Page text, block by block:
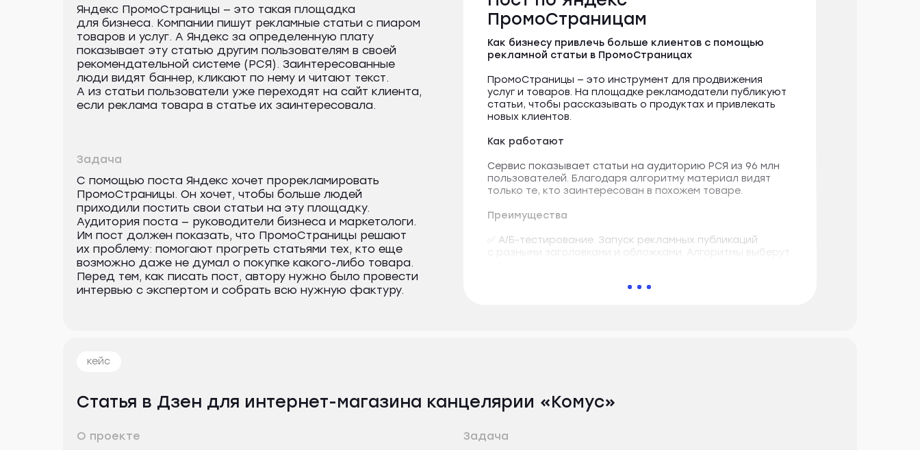
ПромоСтраницам
Как бизнесу привлечь больше клиентов с помощью
рекламной статьи в ПромоСтраницах
ПромоСтраницы — это инструмент для продвижения
услуг и товаров. На площадке рекламодатели публикуют
статьи, чтобы рассказывать о продуктах и привлекать
новых клиентов.
Как работают
Сервис показывает статьи на аудиторию РСЯ из 96 млн
пользователей. Благодаря алгоритму материал видят
только те, кто заинтересован в похожем товаре.
Преимущества
✅ А/Б-тестирование. Запуск рекламных публикаций
с разными заголовками и обложками. Алгоритмы выберут
Яндекс ПромоСтраницы — это такая площадка
для бизнеса. Компании пишут рекламные статьи с пиаром
товаров и услуг. А Яндекс за определенную плату
показывает эту статью другим пользователям в своей
рекомендательной системе (РСЯ). Заинтересованные
люди видят баннер, кликают по нему и читают текст.
А из статьи пользователи уже переходят на сайт клиента,
если реклама товара в статье их заинтересовала.
Задача
С помощью поста Яндекс хочет прорекламировать
ПромоСтраницы. Он хочет, чтобы больше людей
приходили постить свои статьи на эту площадку.
Аудитория поста — руководители бизнеса и маркетологи.
Им пост должен показать, что ПромоСтраницы решают
их проблему: помогают прогреть статьями тех, кто еще
возможно даже не думал о покупке какого-либо товара.
Перед тем, как писать пост, автору нужно было провести
интервью с экспертом и собрать всю нужную фактуру.
кейс
Статья в Дзен для интернет-магазина канцелярии «Комус»
О проекте
Задача